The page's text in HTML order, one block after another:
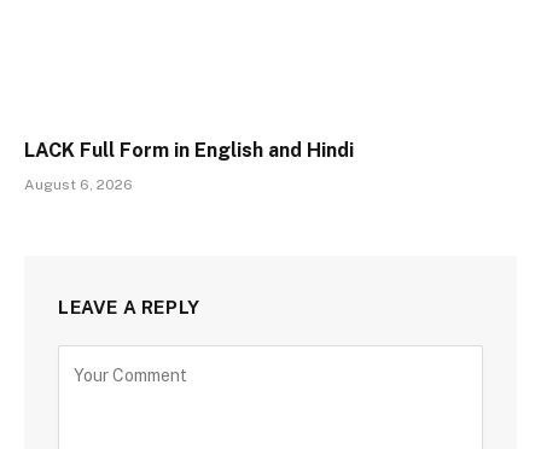
LACK Full Form in English and Hindi
August 6, 2026
LEAVE A REPLY